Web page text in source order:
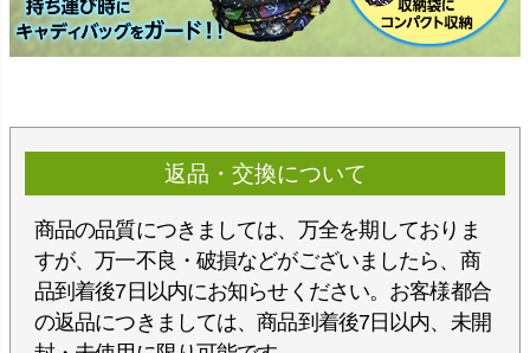
返品・交換について
商品の品質につきましては、万全を期しておりま
すが、万一不良・破損などがございましたら、商
品到着後7日以内にお知らせください。お客様都合
の返品につきましては、商品到着後7日以内、未開